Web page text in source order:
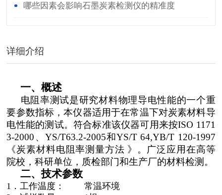
哪些因素会影响石墨炭素检测仪的精准度
详细介绍
一、概述
电阻率测试是研究材料物理导电性能的一个重
要参数指标，本仪器适用于在常温下对炭素材料导
电性能的测试。符合标准该仪器可用来按ISO 1171
3-2000、YS/T63.2-2005和YS/T 64,YB/T 120-1997
《炭素材料电阻率测量方法 》
。广泛应用在高等
院校，科研单位，质检部门和生产厂的材料检测。
二、技术参数
1 ．工作温度： 常温环境